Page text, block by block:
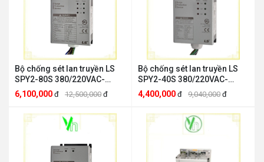
Bộ chống sét lan truyền LS
SPY2-80S 380/220VAC-
3.0KV-80KA 4W+G LS
ELECTRIC SPY2-80S
6,100,000 đ 12,500,000 đ
Bộ chống sét lan truyền LS
SPY2-40S 380/220VAC-
2.5KV-40KA 4W+G LS
ELECTRIC SPY2-40S
4,400,000 đ 9,040,000 đ